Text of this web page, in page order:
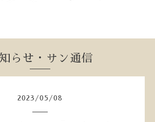
らせ・サン通信
2023 /05 /08